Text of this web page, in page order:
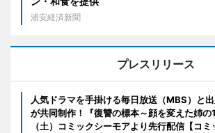
浦安経済新聞
プレスリリース
人気ドラマを手掛ける毎日放送（MBS）と
が共同制作！『復讐の標本～顔を変えた姉
（土）コミックシーモアより先行配信【コミ